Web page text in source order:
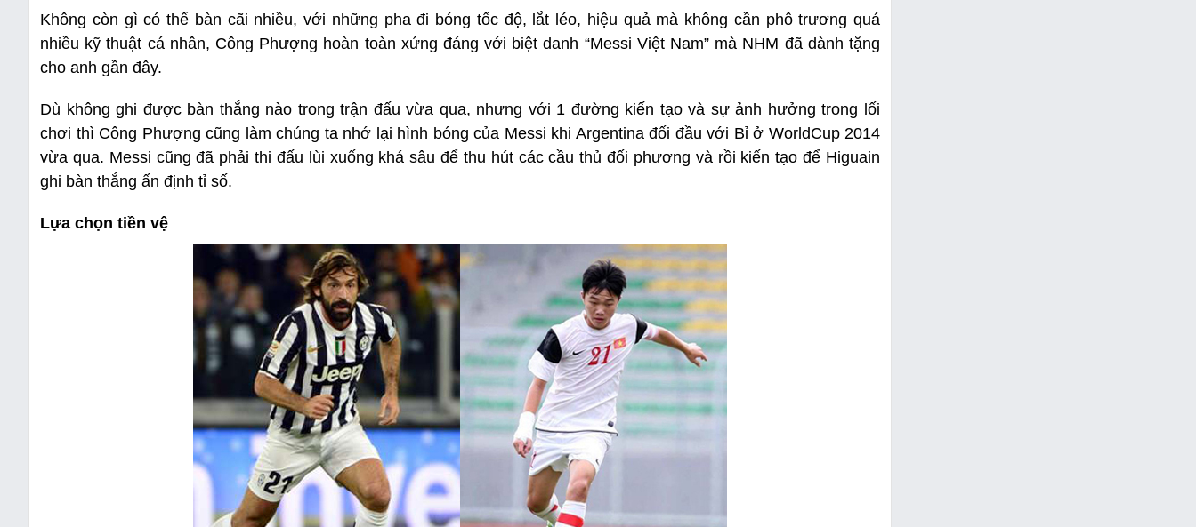
Không còn gì có thể bàn cãi nhiều, với những pha đi bóng tốc độ, lắt léo, hiệu quả mà không cần phô trương quá
nhiều kỹ thuật cá nhân, Công Phượng hoàn toàn xứng đáng với biệt danh “Messi Việt Nam” mà NHM đã dành tặng
cho anh gần đây.
Dù không ghi được bàn thắng nào trong trận đấu vừa qua, nhưng với 1 đường kiến tạo và sự ảnh hưởng trong lối
chơi thì Công Phượng cũng làm chúng ta nhớ lại hình bóng của Messi khi Argentina đối đầu với Bỉ ở WorldCup 2014
vừa qua. Messi cũng đã phải thi đấu lùi xuống khá sâu để thu hút các cầu thủ đối phương và rồi kiến tạo để Higuain
ghi bàn thắng ấn định tỉ số.
Lựa chọn tiền vệ